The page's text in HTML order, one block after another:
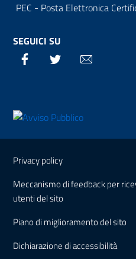
PEC - Posta Elettronica
SEGUICI SU
Facebook Twitter
Sezione Link Utili
Privacy policy
Meccanismo di feedback per
utenti del sito
Piano di miglioramento del sito
Dichiarazione di accessibilità